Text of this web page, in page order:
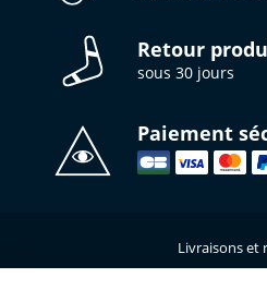
Retour
sous 30 jours
Paiement
Livraisons et
Qui